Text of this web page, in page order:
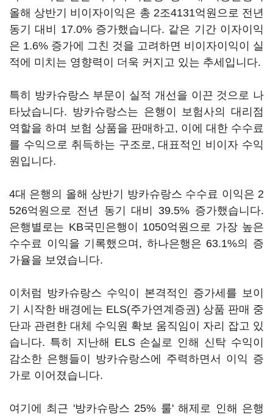
올해 상반기 비이자이익은 총 2조4131억원으로 전년
동기 대비 17.0% 증가했습니다. 같은 기간 이자이익
은 1.6% 증가에 그친 것을 고려하면 비이자이익이 실
적에 미치는 영향력이 더욱 커지고 있는 추세입니다.
특히 방카슈랑스 부문이 실적 개선을 이끈 것으로 나
타났습니다. 방카슈랑스는 은행이 보험사의 대리점
역할을 하며 보험 상품을 판매하고, 이에 대한 수수료
를 수익으로 취득하는 구조로, 대표적인 비이자 수익
원입니다.
4대 은행의 올해 상반기 방카슈랑스 수수료 이익은 2
526억원으로 전년 동기 대비 39.5% 증가했습니다.
은행별로는 KB국민은행이 1050억원으로 가장 높은
수수료 이익을 기록했으며, 하나은행은 63.1%의 증
가율을 보였습니다.
이처럼 방카슈랑스 수익이 본격적인 증가세를 보이
기 시작한 배경에는 ELS(주가연계증권) 상품 판매 중
단과 관련한 대체 수익원 확보 움직임이 자리 잡고 있
습니다. 특히 지난해 ELS 손실로 인해 신탁 수익이
감소한 은행들이 방카슈랑스에 주력하면서 이익 증
가로 이어졌습니다.
여기에 최근 '방카슈랑스 25% 룰' 해제로 인해 은행